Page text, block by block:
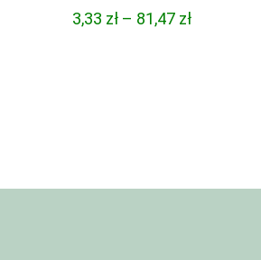
3,33 zł – 81,47 złZakres